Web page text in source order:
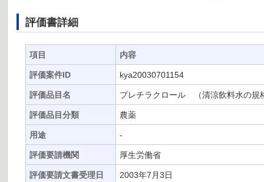
評価書詳細
項目 内容
評価案件ID kya20030701154
評価品目名 プレチラクロール （清涼飲料水の規
評価品目分類 農薬
用途 -
評価要請機関 厚生労働省
評価要請文書受理日 2003年7月3日